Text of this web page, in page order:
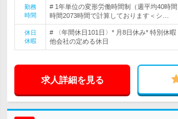
勤務
時間
# 1年単位の変形労働時間制（週平均40時
時間2073時間で計算しております＜シ…
休日
休暇
# 〈年間休日101日〉* 月8日休み* 特別休
他会社の定める休日
求人詳細を見る